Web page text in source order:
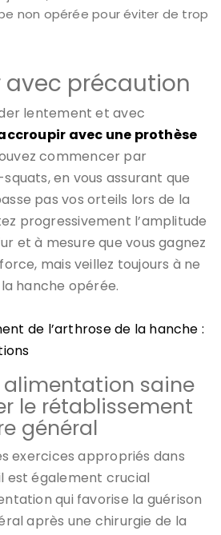
non opérée pour éviter de trop
avec précaution
lentement et avec
avec une prothèse
commencer par
en vous assurant que
pas vos orteils lors de la
progressivement l’amplitude
et à mesure que vous gagnez
mais veillez toujours à ne
hanche opérée.
de l’arthrose de la hanche :
saine
le rétablissement
général
exercices appropriés dans
est également crucial
qui favorise la guérison
après une chirurgie de la